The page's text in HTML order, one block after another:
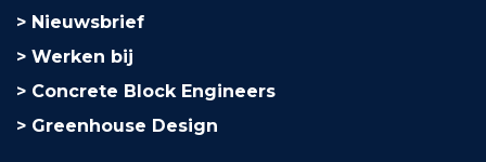
Nieuwsbrief
Werken bij
Concrete Block Engineers
Greenhouse Design